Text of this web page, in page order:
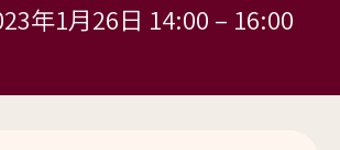
年1月26日 14:00 – 16:00